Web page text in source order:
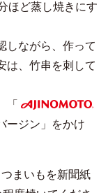
ほど蒸し焼きにす
しながら、作って
は、竹串を刺して
「
AJINOMOTO
ージン」をかけ
まいもを新聞紙